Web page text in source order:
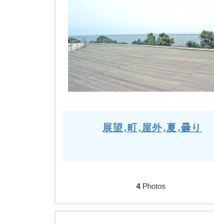
展望,町,屋外,夏,曇り
4Photos